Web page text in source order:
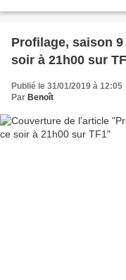
Profilage, saison
soir à 21h00 sur
Publié le 31/01/2019 à 12:05
Par Benoît